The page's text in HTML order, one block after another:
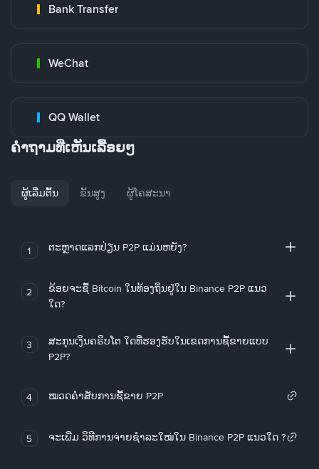
Bank Transfer
WeChat
QQ Wallet
ຄໍາຖາມທີ່ເຫັນເລື້ອຍໆ
ຜູ້ເລີ່ມຕົ້ນ ຂັ້ນສູງ ຜູ້ໂຄສະນາ
1 ຕະຫຼາດແລກປ່ຽນ P2P ແມ່ນຫຍັງ?
2
ຂ້ອຍຈະຊື້ Bitcoin ໃນທ້ອງຖິ່ນຢູ່ໃນ Binance P2P ແນວ
ໃດ?
3
ສະກຸນເງິນຄຣິບໂຕ ໃດທີ່ຮອງຮັບໃນເຂດການຊື້ຂາຍແບບ
P2P?
4 ໝວດຄໍາສັບການຊື້ຂາຍ P2P
5 ຈະເພີ່ມ ວິທີການຈ່າຍຊຳລະໃໝ່ໃນ Binance P2P ແນວໃດ ?